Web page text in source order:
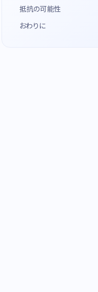
抵抗の可能性
おわりに